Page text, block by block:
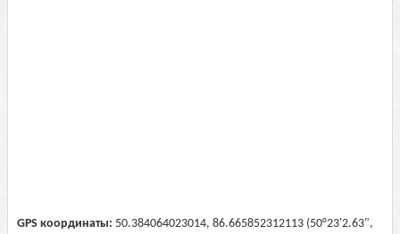
GPS координаты: 50.384064023014, 86.665852312113 (50°23'2.63",